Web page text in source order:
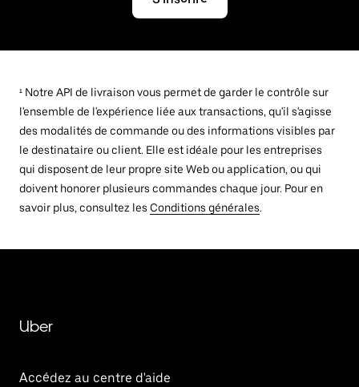
¹ Notre API de livraison vous permet de garder le contrôle sur
l'ensemble de l'expérience liée aux transactions, qu'il s'agisse
des modalités de commande ou des informations visibles par
le destinataire ou client. Elle est idéale pour les entreprises
qui disposent de leur propre site Web ou application, ou qui
doivent honorer plusieurs commandes chaque jour. Pour en
savoir plus, consultez les Conditions générales.
Uber
Accédez au centre d'aide